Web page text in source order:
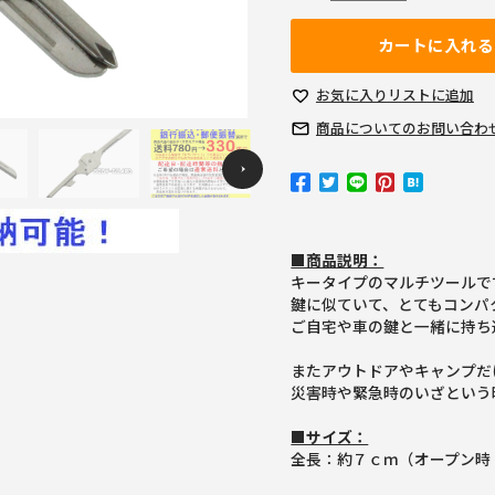
Previous
カートに入れる
お気に入り リストに追加
商品についてのお問い合わ
■商品説明：
キータイプのマルチツール
鍵に似ていて、とてもコン
ご自宅や車の鍵と一緒に持
またアウトドアやキャンプ
災害時や緊急時のいざとい
■サイズ：
全長：約７ｃｍ（オープン